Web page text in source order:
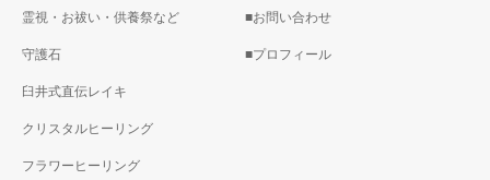
霊視・お祓い・供養祭など
守護石
臼井式直伝レイキ
クリスタルヒーリング
フラワーヒーリング
■お問い合わせ
■プロフィール